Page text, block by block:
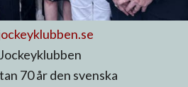
70 år den svenska